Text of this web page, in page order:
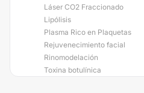
Láser CO2 Fraccionado
Lipólisis
Plasma Rico en Plaquetas
Rejuvenecimiento facial
Rinomodelación
Toxina botulínica